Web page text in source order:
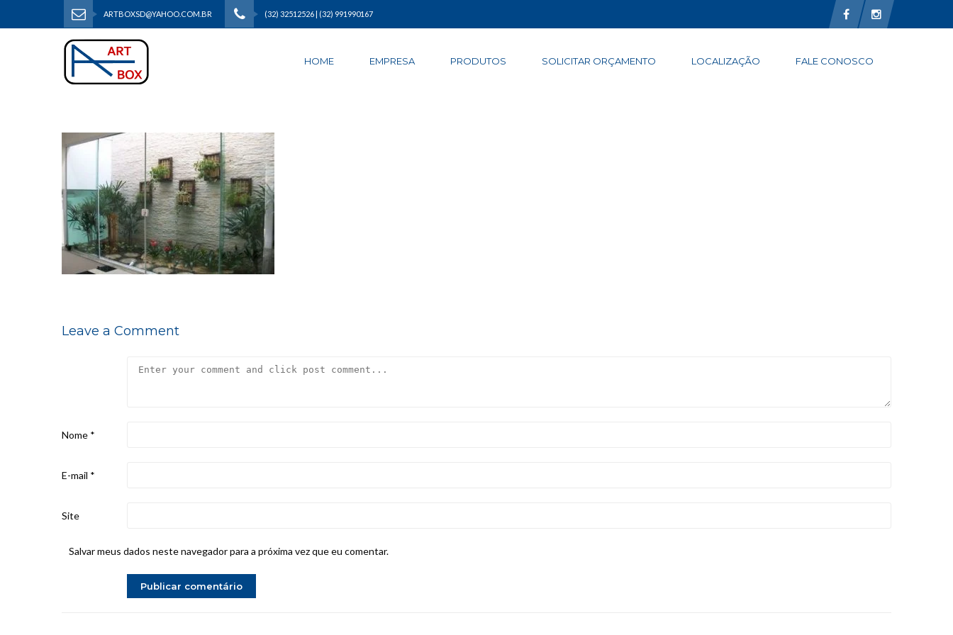
ARTBOXSD@YAHOO.COM.BR (32) 32512526 | (32) 991990167
HOME EMPRESA PRODUTOS SOLICITAR ORÇAMENTO LOCALIZAÇÃO FALE CONOSCO
Leave a Comment
Nome *
E-mail *
Site
Salvar meus dados neste navegador para a próxima vez que eu comentar.